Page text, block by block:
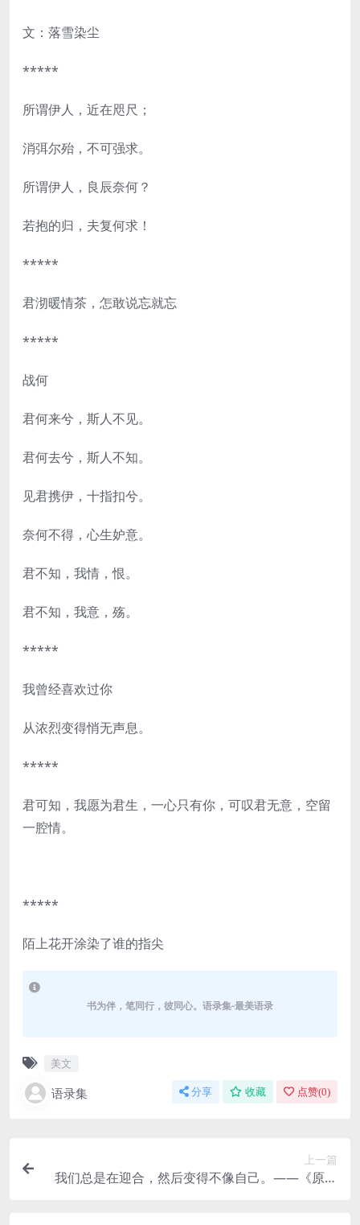
文：落雪染尘
*****
所谓伊人，近在咫尺；
消弭尔殆，不可强求。
所谓伊人，良辰奈何？
若抱的归，夫复何求！
*****
君沏暖情茶，怎敢说忘就忘
*****
战何
君何来兮，斯人不见。
君何去兮，斯人不知。
见君携伊，十指扣兮。
奈何不得，心生妒意。
君不知，我情，恨。
君不知，我意，殇。
*****
我曾经喜欢过你
从浓烈变得悄无声息。
*****
君可知，我愿为君生，一心只有你，可叹君无意，空留
一腔情。
*****
陌上花开涂染了谁的指尖
书为伴，笔同行，彼同心。语录集-最美语录
美文
语录集 分享 收藏 点赞(0)
上一篇
我们总是在迎合，然后变得不像自己。——《原创